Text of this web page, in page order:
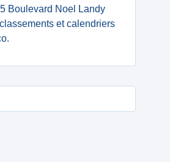
Boulevard Noel Landy
et calendriers